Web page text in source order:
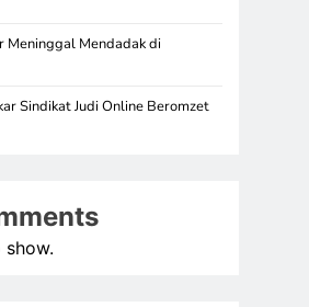
Meninggal Mendadak di
Sindikat Judi Online Beromzet